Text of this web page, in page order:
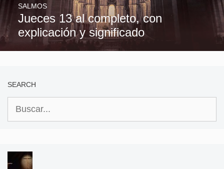
Jueces 13 al completo, con
explicación y significado
SALMOS
SEARCH